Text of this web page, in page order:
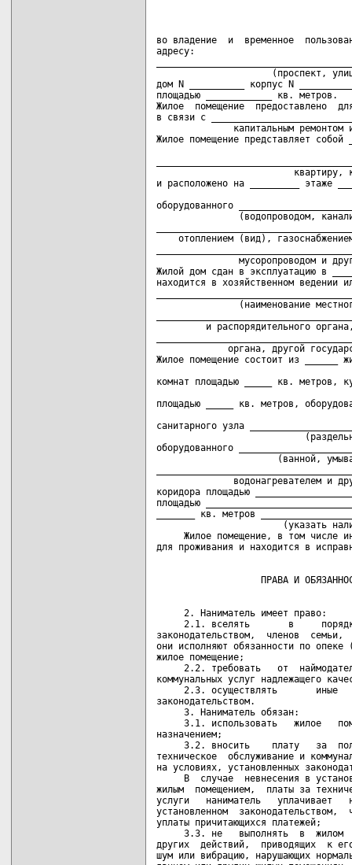
во владение  и  временное
адресу:
(проспект,
дом N __________ корпус N
площадью ____________ кв. метров.
Жилое  помещение  предоставлено
в связи с
капитальным ремонтом
Жилое помещение представляет собой
квартиру,
и расположено на _________ этаже
оборудованного
(водопроводом,
отоплением (вид),
мусоропроводом и
Жилой дом сдан в эксплуатацию в
находится в хозяйственном ведении
(наименование
и распорядительного
органа, другой
Жилое помещение состоит из ______
комнат площадью _____ кв. метров,
площадью _____ кв. метров,
санитарного узла
оборудованного
(ванной,
водонагревателем и
коридора площадью
площадью
_______ кв. метров
(указать
Жилое помещение, в том числе
     2. Наниматель имеет право:
2.1. вселять       в
законодательством,  членов
они исполняют обязанности по
жилое помещение;
2.2. требовать   от
коммунальных услуг надлежащего
2.3. осуществлять       иные
законодательством.
     3. Наниматель обязан:
3.1. использовать   жилое
назначением;
3.2. вносить    плату   за
техническое  обслуживание и
на условиях, установленных
В  случае  невнесения в
жилым  помещением,  платы за
услуги   наниматель   уплачивает
установленном  законодательством,
уплаты причитающихся платежей;
3.3. не   выполнять  в  жилом
других  действий,  приводящих  к
шум или вибрацию, нарушающих